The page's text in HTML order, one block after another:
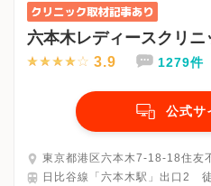
六本木レディースクリニ
3.9 1279件
公式サ
東京都港区六本木7-18-18住友
日比谷線「六本木駅」出口2